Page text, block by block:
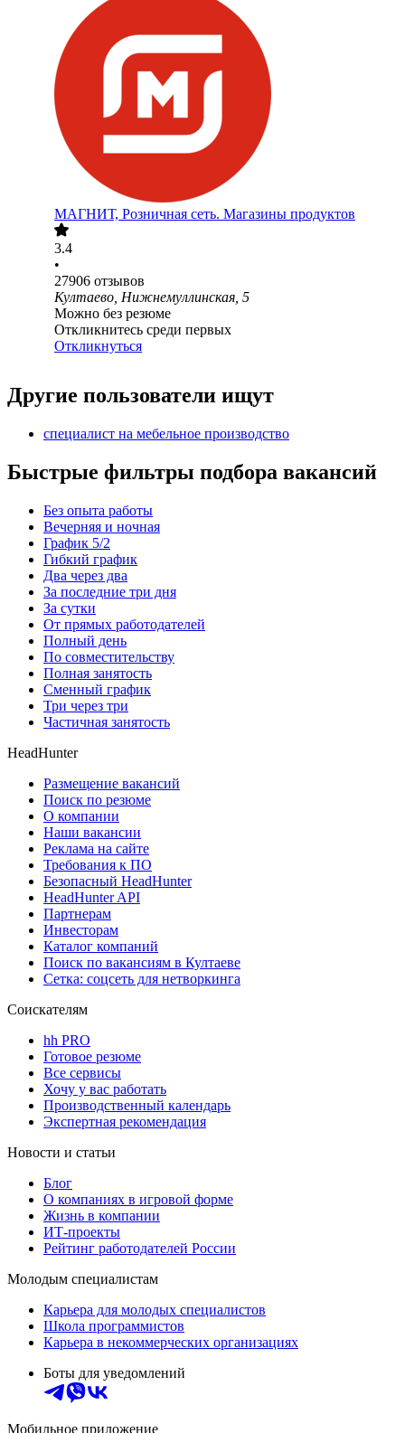
МАГНИТ, Розничная сеть. Магазины продуктов
3.4
•
27906 отзывов
Култаево, Нижнемуллинская, 5
Можно без резюме
Откликнитесь среди первых
Откликнуться
Другие пользователи ищут
специалист на мебельное производство
Быстрые фильтры подбора вакансий
Без опыта работы
Вечерняя и ночная
График 5/2
Гибкий график
Два через два
За последние три дня
За сутки
От прямых работодателей
Полный день
По совместительству
Полная занятость
Сменный график
Три через три
Частичная занятость
HeadHunter
Размещение вакансий
Поиск по резюме
О компании
Наши вакансии
Реклама на сайте
Требования к ПО
Безопасный HeadHunter
HeadHunter API
Партнерам
Инвесторам
Каталог компаний
Поиск по вакансиям в Култаеве
Сетка: соцсеть для нетворкинга
Соискателям
hh PRO
Готовое резюме
Все сервисы
Хочу у вас работать
Производственный календарь
Экспертная рекомендация
Новости и статьи
Блог
О компаниях в игровой форме
Жизнь в компании
ИТ-проекты
Рейтинг работодателей России
Молодым специалистам
Карьера для молодых специалистов
Школа программистов
Карьера в некоммерческих организациях
Боты для уведомлений
Мобильное приложение